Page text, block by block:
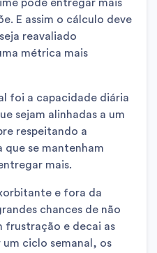
pode entregar mais
E assim o cálculo deve
reavaliado
métrica mais
foi a capacidade diária
sejam alinhadas a um
respeitando a
se mantenham
mais.
e fora da
chances de não
frustração e decai as
um ciclo semanal, os